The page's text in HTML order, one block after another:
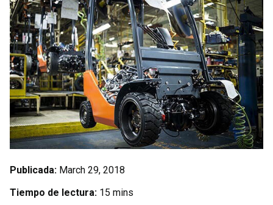
Publicada: March 29, 2018
Tiempo de lectura: 15 mins